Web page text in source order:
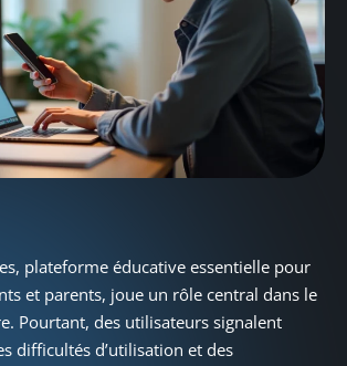
plateforme éducative essentielle pour
et parents, joue un rôle central dans le
Pourtant, des utilisateurs signalent
difficultés d’utilisation et des